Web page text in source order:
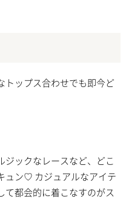
トップス合わせでも即今ど
ジックなレースなど、どこ
ュン♡ カジュアルなアイテ
て都会的に着こなすのがス